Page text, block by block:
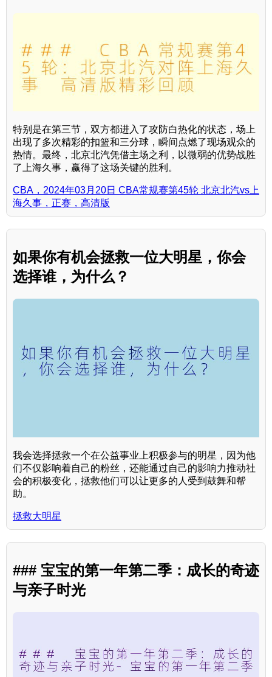
特别是在第三节，双方都进入了攻防白热化的状态，场上
出现了多次精彩的扣篮和三分球，瞬间点燃了现场观众的
热情。最终，北京北汽凭借主场之利，以微弱的优势战胜
了上海久事，赢得了这场关键的胜利。
CBA，2024年03月20日 CBA常规赛第45轮 北京北汽vs上
海久事，正赛，高清版
如果你有机会拯救一位大明星，你会
选择谁，为什么？
我会选择拯救一个在公益事业上积极参与的明星，因为他
们不仅影响着自己的粉丝，还能通过自己的影响力推动社
会的积极变化，拯救他们可以让更多的人受到鼓舞和帮
助。
拯救大明星
### 宝宝的第一年第二季：成长的奇迹
与亲子时光